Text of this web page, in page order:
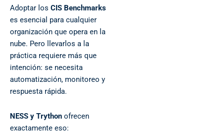
Adoptar los CIS Benchmarks
es esencial para cualquier
organización que opera en la
nube. Pero llevarlos a la
práctica requiere más que
intención: se necesita
automatización, monitoreo y
respuesta rápida.
NESS y Trython ofrecen
exactamente eso: